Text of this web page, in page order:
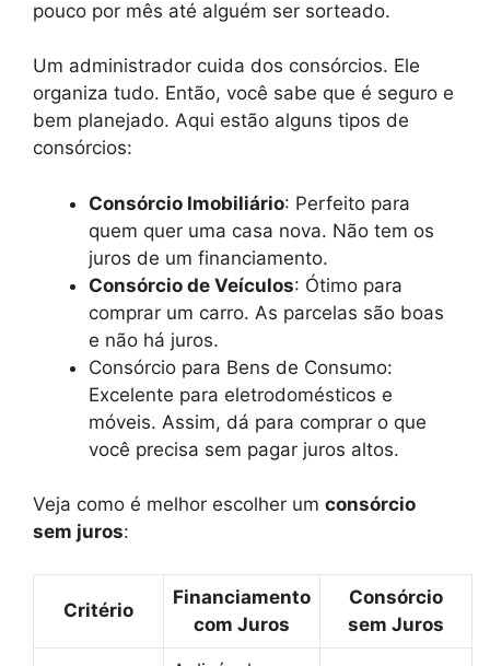
pouco por mês até alguém ser sorteado.
Um administrador cuida dos consórcios. Ele
organiza tudo. Então, você sabe que é seguro e
bem planejado. Aqui estão alguns tipos de
consórcios:
Consórcio Imobiliário: Perfeito para
quem quer uma casa nova. Não tem os
juros de um financiamento.
Consórcio de Veículos: Ótimo para
comprar um carro. As parcelas são boas
e não há juros.
Consórcio para Bens de Consumo:
Excelente para eletrodomésticos e
móveis. Assim, dá para comprar o que
você precisa sem pagar juros altos.
Veja como é melhor escolher um consórcio
sem juros:
Critério
Financiamento
com Juros
Consórcio
sem Juros